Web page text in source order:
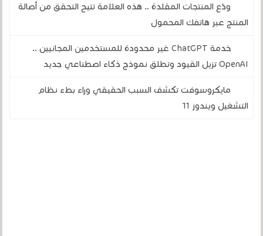
ودّع المنتجات المقلدة .. هذه العلامة تتيح التحقق من أصالة
المنتج عبر هاتفك المحمول
خدمة ChatGPT غير محدودة للمستخدمين المجانيين ..
OpenAI تزيل القيود وتطلق نموذج ذكاء اصطناعي جديد
مايكروسوفت تكشف السبب الحقيقي وراء بطء نظام
التشغيل ويندوز 11